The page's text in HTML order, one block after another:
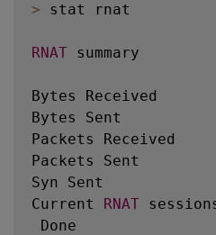
> stat rnat
RNAT summary
Bytes
Bytes
Packets
Packets
Syn
Current
RNAT